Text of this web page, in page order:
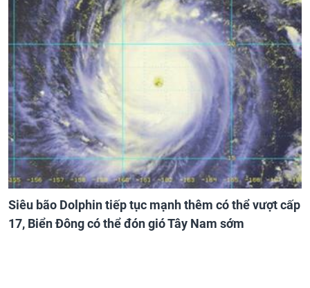
Siêu bão Dolphin tiếp tục mạnh thêm có thể vượt cấp
17, Biển Đông có thể đón gió Tây Nam sớm